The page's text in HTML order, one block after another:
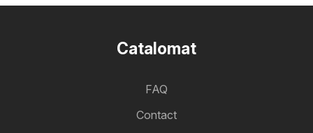
Catalomat
FAQ
Contact